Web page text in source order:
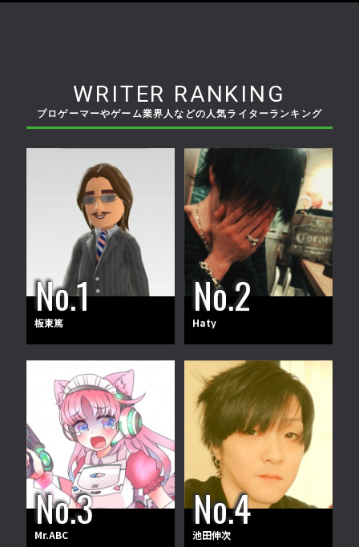
WRITER RANKING
プロゲーマーやゲーム業界人などの人気ライターランキング
板東篤 Haty
Mr.ABC 池田伸次